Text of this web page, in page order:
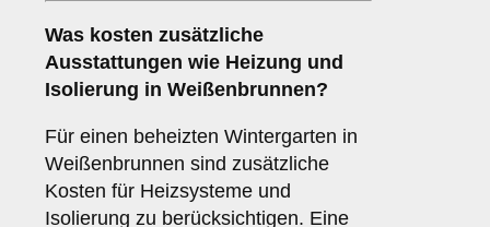
Was kosten zusätzliche
Ausstattungen wie Heizung und
Isolierung in Weißenbrunnen?
Für einen beheizten Wintergarten in
Weißenbrunnen sind zusätzliche
Kosten für Heizsysteme und
Isolierung zu berücksichtigen. Eine